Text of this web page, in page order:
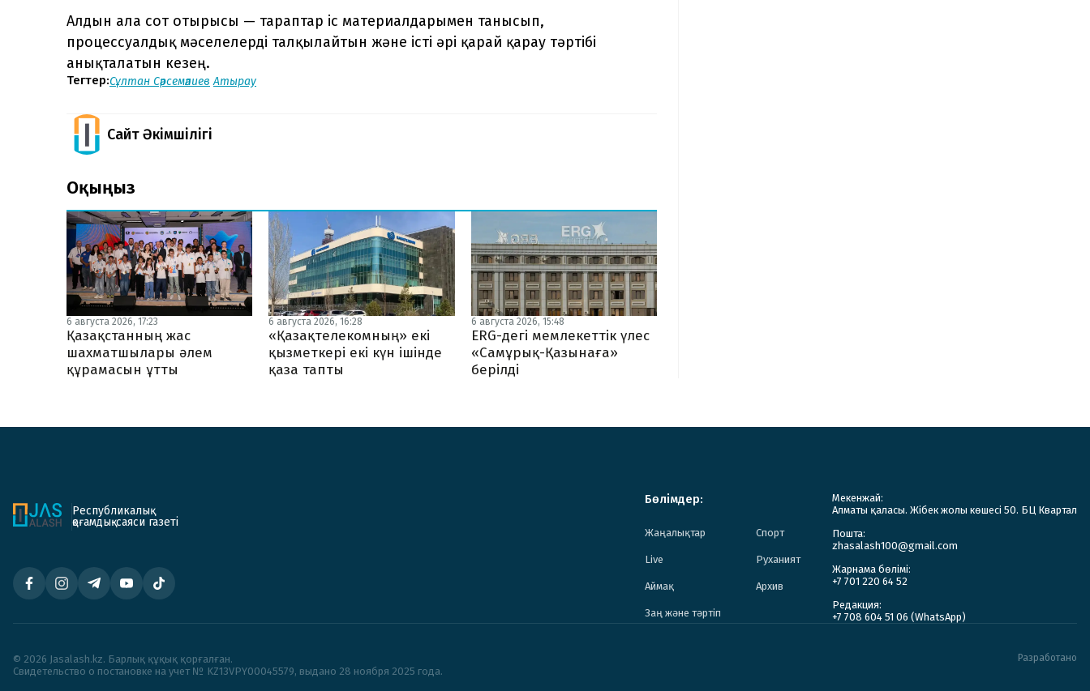
Алдын ала сот отырысы — тараптар іс материалдарымен танысып,
процессуалдық мәселелерді талқылайтын және істі әрі қарай қарау тәртібі
анықталатын кезең.
Тегтер:Сұлтан Сәрсемәлиев Атырау
Сайт Әкімшілігі
Оқыңыз
6 августа 2026, 17:23
Қазақстанның жас
шахматшылары әлем
құрамасын ұтты
6 августа 2026, 16:28
«Қазақтелекомның» екі
қызметкері екі күн ішінде
қаза тапты
6 августа 2026, 15:48
ERG-дегі мемлекеттік үлес
«Самұрық-Қазынаға»
берілді
Республикалық
қоғамдық-саяси газеті
Бөлімдер:
Жаңалықтар Спорт
Live Руханият
Аймақ Архив
Заң және тәртіп
Мекенжай:
Алматы қаласы. Жібек жолы көшесі 50. БЦ Квартал
Пошта:
zhasalash100@gmail.com
Жарнама бөлімі:
+7 701 220 64 52
Редакция:
+7 708 604 51 06 (WhatsApp)
© 2026 Jasalash.kz. Барлық құқық қорғалған.
Cвидетельство о постановке на учет № KZ13VPY00045579, выдано 28 ноября 2025 года.
Разработано